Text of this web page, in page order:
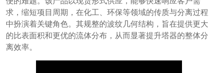
求，缩短项目周期，在化工、环保等领域的传质与分离过程
中扮演着关键角色。其规整的波纹几何结构，旨在提供更大
的比表面积和更优的流体分布，从而显著提升塔器的整体分
离效率。